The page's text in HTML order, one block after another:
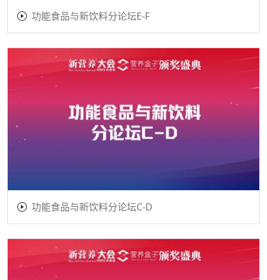
功能食品与新饮料分论坛E-F
功能食品与新饮料分论坛C-D